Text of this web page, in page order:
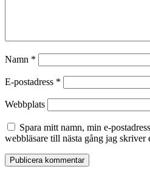
Namn *
E-postadress *
Webbplats
Spara mitt namn, min e-
webbläsare till nästa gång jag skriver